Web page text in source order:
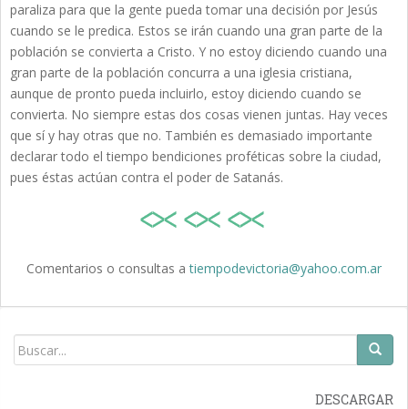
paraliza para que la gente pueda tomar una decisión por Jesús
cuando se le predica. Estos se irán cuando una gran parte de la
población se convierta a Cristo. Y no estoy diciendo cuando una
gran parte de la población concurra a una iglesia cristiana,
aunque de pronto pueda incluirlo, estoy diciendo cuando se
convierta. No siempre estas dos cosas vienen juntas. Hay veces
que sí y hay otras que no. También es demasiado importante
declarar todo el tiempo bendiciones proféticas sobre la ciudad,
pues éstas actúan contra el poder de Satanás.
Comentarios o consultas atiempodevictoria@yahoo.com.ar
DESCARGAR